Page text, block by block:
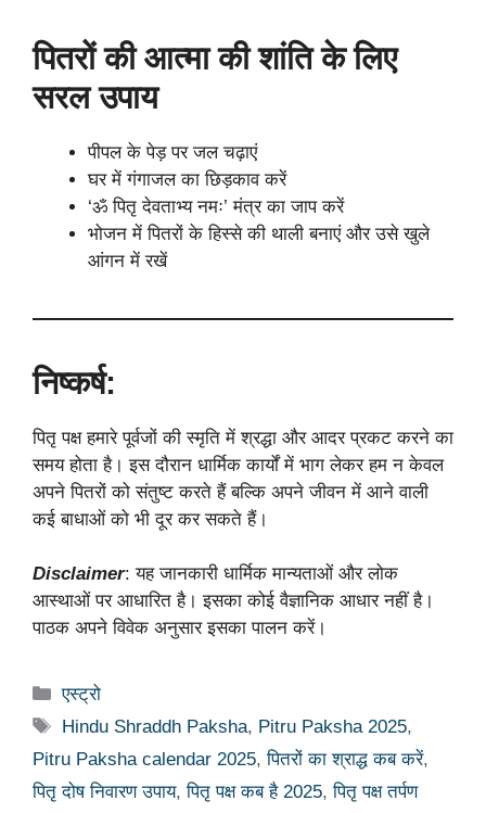
पितरों की आत्मा की शांति के लिए
सरल उपाय
पीपल के पेड़ पर जल चढ़ाएं
घर में गंगाजल का छिड़काव करें
‘ॐ पितृ देवताभ्य नमः’ मंत्र का जाप करें
भोजन में पितरों के हिस्से की थाली बनाएं और उसे खुले
आंगन में रखें
निष्कर्ष:
पितृ पक्ष हमारे पूर्वजों की स्मृति में श्रद्धा और आदर प्रकट करने का
समय होता है। इस दौरान धार्मिक कार्यों में भाग लेकर हम न केवल
अपने पितरों को संतुष्ट करते हैं बल्कि अपने जीवन में आने वाली
कई बाधाओं को भी दूर कर सकते हैं।
Disclaimer: यह जानकारी धार्मिक मान्यताओं और लोक
आस्थाओं पर आधारित है। इसका कोई वैज्ञानिक आधार नहीं है।
पाठक अपने विवेक अनुसार इसका पालन करें।
Categories
एस्ट्रो
Tags
Hindu Shraddh Paksha, Pitru Paksha 2025,
Pitru Paksha calendar 2025,पितरों का श्राद्ध कब करें,
पितृ दोष निवारण उपाय,पितृ पक्ष कब है 2025,पितृ पक्ष तर्पण